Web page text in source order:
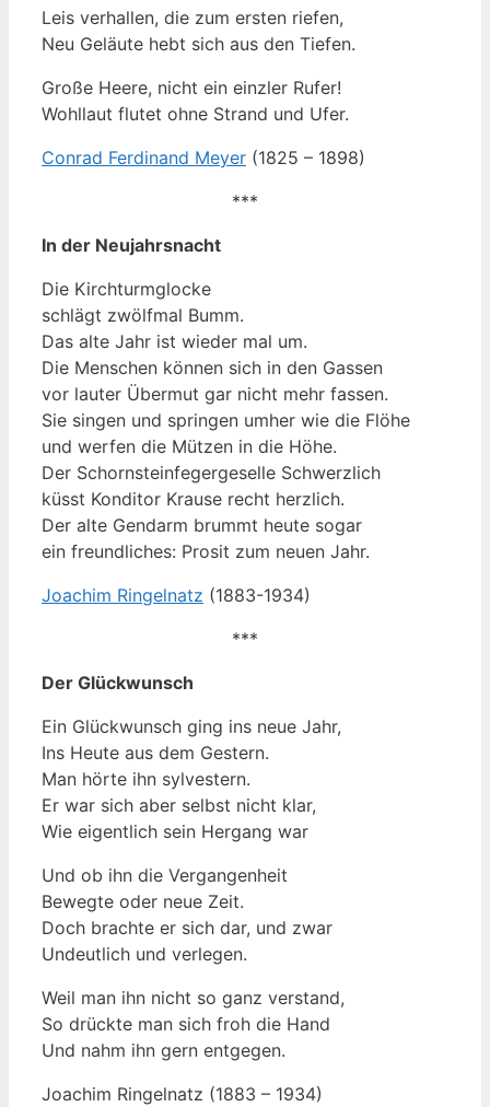
Leis verhallen, die zum ersten riefen,
Neu Geläute hebt sich aus den Tiefen.
Große Heere, nicht ein einzler Rufer!
Wohllaut flutet ohne Strand und Ufer.
Conrad Ferdinand Meyer (1825 – 1898)
***
In der Neujahrsnacht
Die Kirchturmglocke
schlägt zwölfmal Bumm.
Das alte Jahr ist wieder mal um.
Die Menschen können sich in den Gassen
vor lauter Übermut gar nicht mehr fassen.
Sie singen und springen umher wie die Flöhe
und werfen die Mützen in die Höhe.
Der Schornsteinfegergeselle Schwerzlich
küsst Konditor Krause recht herzlich.
Der alte Gendarm brummt heute sogar
ein freundliches: Prosit zum neuen Jahr.
Joachim Ringelnatz (1883-1934)
***
Der Glückwunsch
Ein Glückwunsch ging ins neue Jahr,
Ins Heute aus dem Gestern.
Man hörte ihn sylvestern.
Er war sich aber selbst nicht klar,
Wie eigentlich sein Hergang war
Und ob ihn die Vergangenheit
Bewegte oder neue Zeit.
Doch brachte er sich dar, und zwar
Undeutlich und verlegen.
Weil man ihn nicht so ganz verstand,
So drückte man sich froh die Hand
Und nahm ihn gern entgegen.
Joachim Ringelnatz (1883 – 1934)